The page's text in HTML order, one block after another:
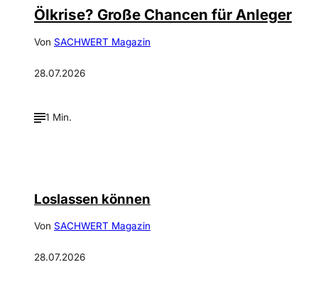
Ölkrise? Große Chancen für Anleger
Von SACHWERT Magazin
28.07.2026
1 Min.
Loslassen können
Von SACHWERT Magazin
28.07.2026